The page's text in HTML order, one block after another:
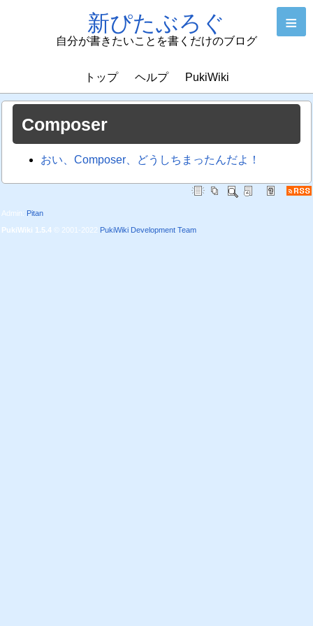
新ぴたぶろぐ
自分が書きたいことを書くだけのブログ
≡
トップ ヘルプ PukiWiki
Composer
おい、Composer、どうしちまったんだよ！
Admin: Pitan
PukiWiki 1.5.4 © 2001-2022 PukiWiki Development Team